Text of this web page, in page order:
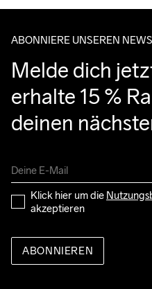
entgegennehmen kannst.
ABONNIERE UNSEREN
Melde dich
erhalte 15 %
deinen
Klick hier um die
akzeptieren
ABONNIEREN